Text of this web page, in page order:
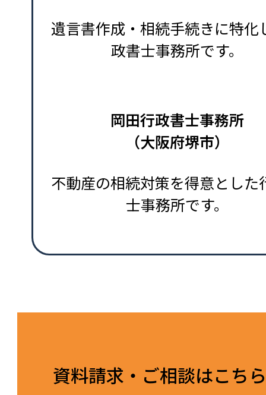
遺言書作成・相続手続きに特化
政書士事務所です。
岡田行政書士事務所
（大阪府堺市）
不動産の相続対策を得意とした
士事務所です。
資料請求・ご相談はこち